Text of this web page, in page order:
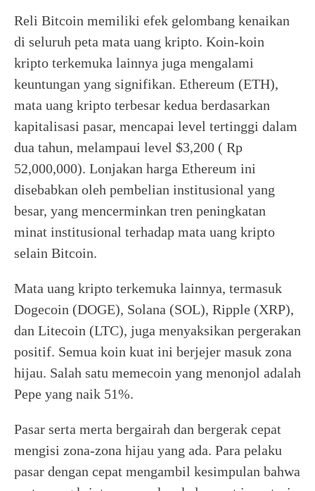
Reli Bitcoin memiliki efek gelombang kenaikan
di seluruh peta mata uang kripto. Koin-koin
kripto terkemuka lainnya juga mengalami
keuntungan yang signifikan. Ethereum (ETH),
mata uang kripto terbesar kedua berdasarkan
kapitalisasi pasar, mencapai level tertinggi dalam
dua tahun, melampaui level $3,200 ( Rp
52,000,000). Lonjakan harga Ethereum ini
disebabkan oleh pembelian institusional yang
besar, yang mencerminkan tren peningkatan
minat institusional terhadap mata uang kripto
selain Bitcoin.
Mata uang kripto terkemuka lainnya, termasuk
Dogecoin (DOGE), Solana (SOL), Ripple (XRP),
dan Litecoin (LTC), juga menyaksikan pergerakan
positif. Semua koin kuat ini berjejer masuk zona
hijau. Salah satu memecoin yang menonjol adalah
Pepe yang naik 51%.
Pasar serta merta bergairah dan bergerak cepat
mengisi zona-zona hijau yang ada. Para pelaku
pasar dengan cepat mengambil kesimpulan bahwa